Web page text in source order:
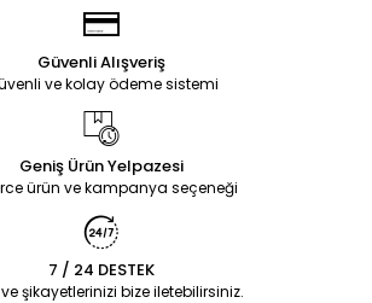
Güvenli Alışveriş
ve kolay ödeme sistemi
Geniş Ürün Yelpazesi
ürün ve kampanya seçeneği
7 / 24 DESTEK
şikayetlerinizi bize iletebilirsiniz.